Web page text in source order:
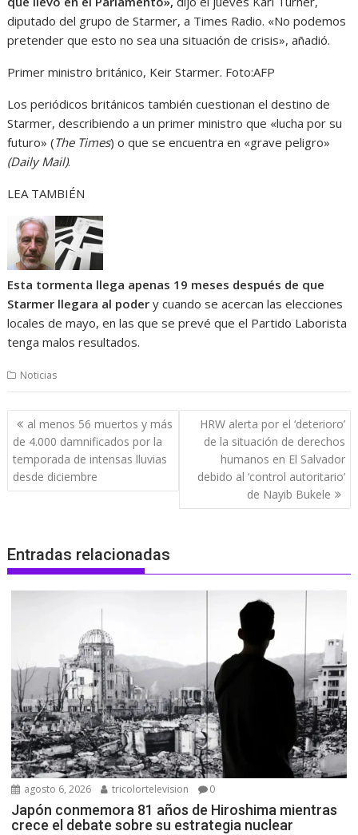
diputado del grupo de Starmer, a Times Radio. «No podemos
pretender que esto no sea una situación de crisis», añadió.
Primer ministro británico, Keir Starmer. Foto:AFP
Los periódicos británicos también cuestionan el destino de
Starmer, describiendo a un primer ministro que «lucha por su
futuro» (The Times) o que se encuentra en «grave peligro»
(Daily Mail).
LEA TAMBIÉN
Esta tormenta llega apenas 19 meses después de que
Starmer llegara al podery cuando se acercan las elecciones
locales de mayo, en las que se prevé que el Partido Laborista
tenga malos resultados.
Noticias
Navegación
de
entradas
al menos 56 muertos y más
de 4.000 damnificados por la
temporada de intensas lluvias
desde diciembre
HRW alerta por el ‘deterioro’
de la situación de derechos
humanos en El Salvador
debido al ‘control autoritario’
de Nayib Bukele
Entradas relacionadas
agosto 6, 2026 tricolortelevision 0
Japón conmemora 81 años de Hiroshima mientras
crece el debate sobre su estrategia nuclear